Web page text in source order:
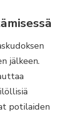
jälkeen.
potilaiden